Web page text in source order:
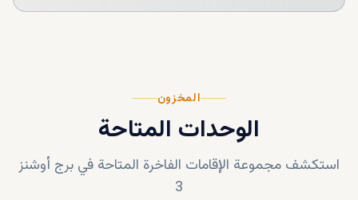
المخزون
الوحدات المتاحة
استكشف مجموعة الإقامات الفاخرة المتاحة في برج أوشنز
3